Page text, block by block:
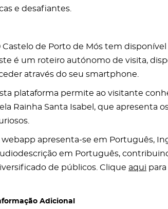
e desafiantes.
Castelo de Porto de Mós tem
é um roteiro autónomo de visita,
através do seu smartphone.
plataforma permite ao visitante
Rainha Santa Isabel, que apresenta
webapp apresenta-se em Português,
em Português,
de públicos. Clique aqui para
Adicional